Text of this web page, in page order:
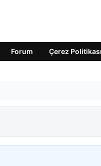
Forum Çerez Politikası